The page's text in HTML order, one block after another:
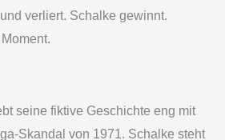
verliert. Schalke gewinnt.
seine fiktive Geschichte eng mit
Skandal von 1971. Schalke steht